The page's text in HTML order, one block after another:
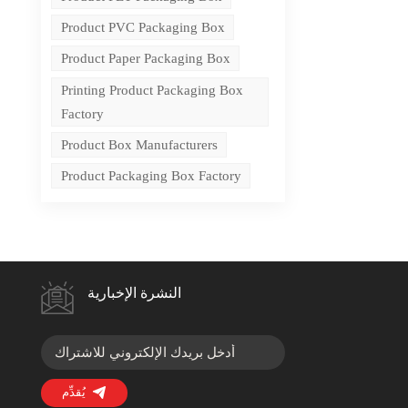
Product PVC Packaging Box
Product Paper Packaging Box
Printing Product Packaging Box
Factory
Product Box Manufacturers
Product Packaging Box Factory
النشرة الإخبارية
يُقدِّم